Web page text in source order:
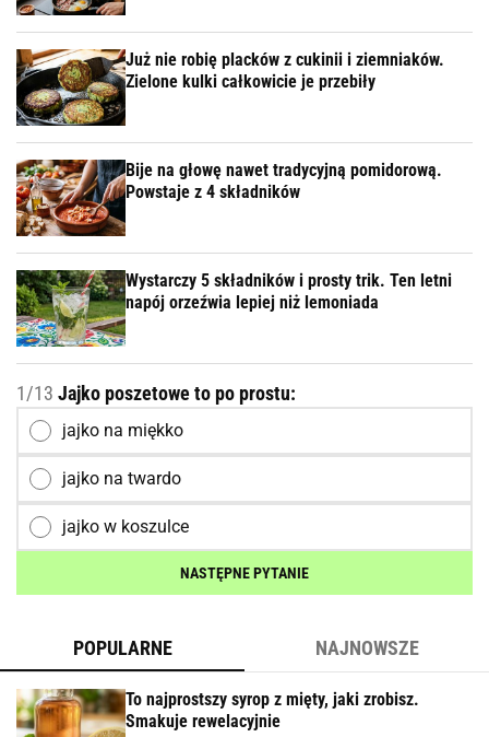
Już nie robię placków z cukinii i ziemniaków.
Zielone kulki całkowicie je przebiły
Bije na głowę nawet tradycyjną pomidorową.
Powstaje z 4 składników
Wystarczy 5 składników i prosty trik. Ten letni
napój orzeźwia lepiej niż lemoniada
1/13 Jajko poszetowe to po prostu:
jajko na miękko
jajko na twardo
jajko w koszulce
NASTĘPNE PYTANIE
POPULARNE NAJNOWSZE
To najprostszy syrop z mięty, jaki zrobisz.
Smakuje rewelacyjnie